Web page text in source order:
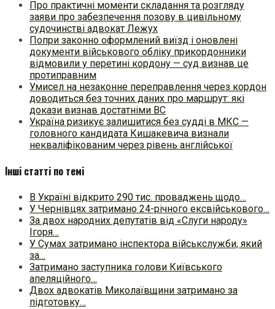
Про практичні моменти складання та розгляду
заяви про забезпечення позову в цивільному
судочинстві адвокат Лежух
Попри законно оформлений виїзд і оновлені
документи військового обліку прикордонники
відмовили у перетині кордону — суд визнав це
протиправним
Умисел на незаконне переправлення через кордон
доводиться без точних даних про маршрут: які
докази визнав достатніми ВС
Україна ризикує залишитися без судді в МКС —
головного кандидата Кишакевича визнали
некваліфікованим через рівень англійської
Інші статті по темі
В Україні відкрито 290 тис. проваджень щодо…
У Чернівцях затримано 24-річного ексвійськового…
За двох народних депутатів від «Слуги народу»
Ігоря…
У Сумах затримано інспектора військслужби, який
за…
Затримано заступника голови Київського
апеляційного…
Двох адвокатів Миколаївщини затримано за
підготовку…